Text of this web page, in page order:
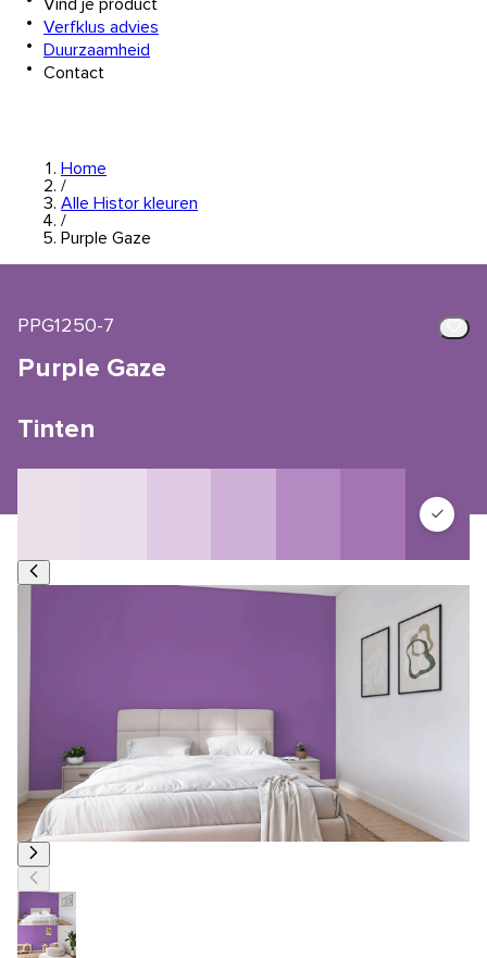
Vind je product
Verfklus advies
Duurzaamheid
Contact
Home
/
Alle Histor kleuren
/
Purple Gaze
PPG1250-7
Purple Gaze
Tinten